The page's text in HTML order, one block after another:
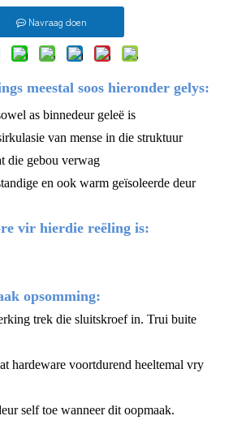
Navraag doen
meestal soos hieronder gelys:
as binnedeur geleë is
van mense in die struktuur
die gebou verwag
en ook warm geïsoleerde deur
vir hierdie reëling is:
opsomming:
trek die sluitskroef in. Trui buite
hardeware voortdurend heeltemal vry
self toe wanneer dit oopmaak.